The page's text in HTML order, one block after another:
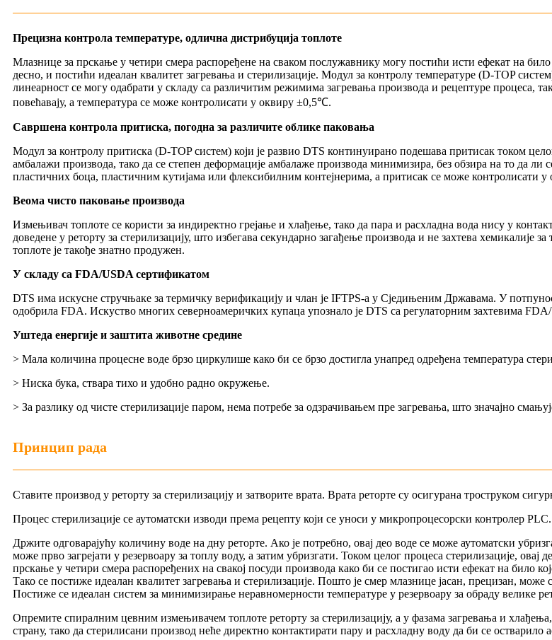
Прецизна контрола температуре, одлична дистрибуција топлоте
Млазнице за прскање у четири смера распоређене на сваком послужавнику могу постићи исти ефекат на
десно, и постићи идеалан квалитет загревања и стерилизације. Модул за контролу температуре (D-TOP
линеарност се могу одабрати у складу са различитим режимима загревања производа и рецептуре процеса,
повећавају, а температура се може контролисати у оквиру ±0,5℃.
Савршена контрола притиска, погодна за различите облике паковања
Модул за контролу притиска (D-TOP систем) који је развио DTS континуирано подешава притисак током
амбалажи производа, тако да се степен деформације амбалаже производа минимизира, без обзира на то да
пластичних боца, пластичним кутијама или флексибилним контејнерима, а притисак се може контролисати у
Веома чисто паковање производа
Измењивач топлоте се користи за индиректно грејање и хлађење, тако да пара и расхладна вода нису у
доведене у реторту за стерилизацију, што избегава секундарно загађење производа и не захтева хемикалије
топлоте је такође знатно продужен.
У складу са FDA/USDA сертификатом
DTS има искусне стручњаке за термичку верификацију и члан је IFTPS-а у Сједињеним Државама. У
одобрила FDA. Искуство многих северноамеричких купаца упознало је DTS са регулаторним захтевима
Уштеда енергије и заштита животне средине
> Мала количина процесне воде брзо циркулише како би се брзо достигла унапред одређена температура
> Ниска бука, ствара тихо и удобно радно окружење.
> За разлику од чисте стерилизације паром, нема потребе за одзрачивањем пре загревања, што значајно
Принцип рада
Ставите производ у реторту за стерилизацију и затворите врата. Врата реторте су осигурана троструком
Процес стерилизације се аутоматски изводи према рецепту који се уноси у микропроцесорски контролер PLC.
Држите одговарајућу количину воде на дну реторте. Ако је потребно, овај део воде се може аутоматски
може прво загрејати у резервоару за топлу воду, а затим убризгати. Током целог процеса стерилизације,
прскање у четири смера распоређених на свакој посуди производа како би се постигао исти ефекат на било
Тако се постиже идеалан квалитет загревања и стерилизације. Пошто је смер млазнице јасан, прецизан,
Постиже се идеалан систем за минимизирање неравномерности температуре у резервоару за обраду велике
Опремите спиралним цевним измењивачем топлоте реторту за стерилизацију, а у фазама загревања и
страну, тако да стерилисани производ неће директно контактирати пару и расхладну воду да би се остварило